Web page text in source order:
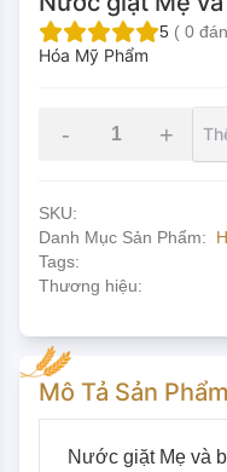
5 ( 0
Hóa Mỹ Phẩm
- +
SKU:
Danh Mục Sản Phẩm:
Tags:
Thương hiệu:
Mô Tả Sản Phẩm
Nước giặt Mẹ và